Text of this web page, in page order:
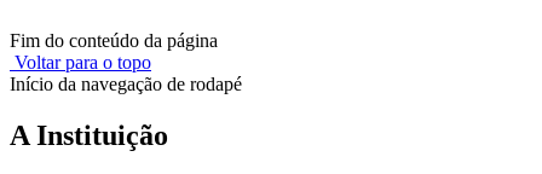
Fim do conteúdo da página
Voltar para o topo
Início da navegação de rodapé
A Instituição